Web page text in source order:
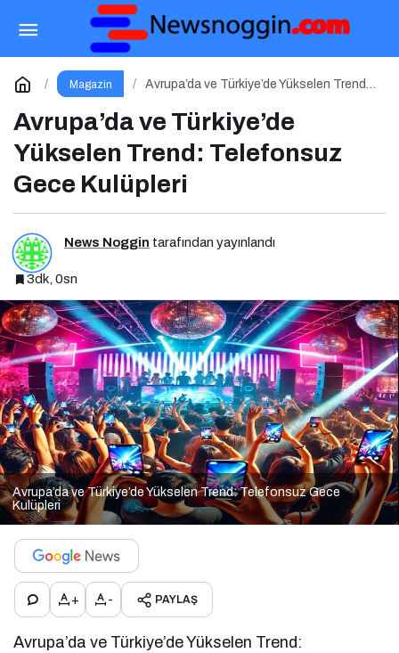
Magazin
Avrupa’da ve Türkiye’de Yükselen Trend:
Avrupa’da ve Türkiye’de
Yükselen Trend: Telefonsuz
Gece Kulüpleri
News Noggin tarafından yayınlandı
3dk, 0sn
Avrupa’da ve Türkiye’de Yükselen Trend: Telefonsuz Gece
Kulüpleri
+ - PAYLAŞ
Avrupa’da ve Türkiye’de Yükselen Trend:
Plastic’ten “Her Gün”e Yapay Zekâ Destekli
Müzik Videosu
Yorum Yap